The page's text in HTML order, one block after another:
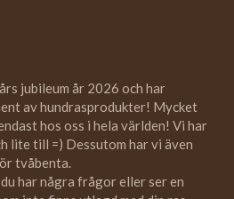
jubileum år 2026 och har
av hundrasprodukter! Mycket
hos oss i hela världen! Vi har
lite till =) Dessutom har vi även
tvåbenta.
har några frågor eller ser en